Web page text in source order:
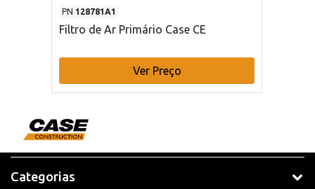
PN 128781A1
Filtro de Ar Primário Case CE
Ver Preço
Categorias